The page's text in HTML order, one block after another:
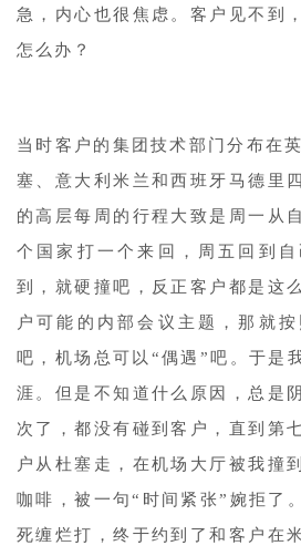
急，内心也很焦虑。客户见不到
怎么办？
当时客户的集团技术部门分布在
塞、意大利米兰和西班牙马德里
的高层每周的行程大致是周一从
个国家打一个来回，周五回到
到，就硬撞吧，反正客户都是这
户可能的内部会议主题，那就
吧，机场总可以“偶遇”吧。于是
涯。但是不知道什么原因，总是
次了，都没有碰到客户，直到第
户从杜塞走，在机场大厅被我撞
咖啡，被一句“时间紧张”婉拒了
死缠烂打，终于约到了和客户在